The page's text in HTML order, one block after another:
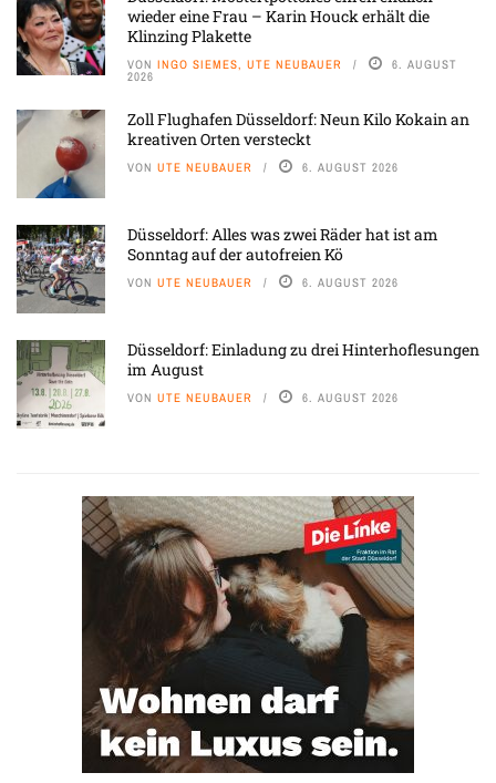
wieder eine Frau – Karin Houck erhält die
Klinzing Plakette
VON INGO SIEMES, UTE NEUBAUER 6. AUGUST
2026
Zoll Flughafen Düsseldorf: Neun Kilo Kokain an
kreativen Orten versteckt
VON UTE NEUBAUER 6. AUGUST 2026
Düsseldorf: Alles was zwei Räder hat ist am
Sonntag auf der autofreien Kö
VON UTE NEUBAUER 6. AUGUST 2026
Düsseldorf: Einladung zu drei Hinterhoflesungen
im August
VON UTE NEUBAUER 6. AUGUST 2026